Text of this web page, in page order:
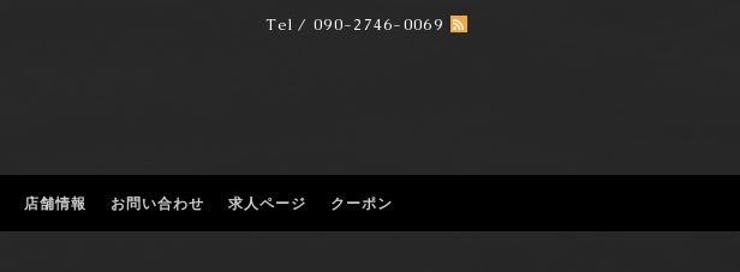
Tel / 090-2746-0069
店舗情報 お問い合わせ 求人ページ クーポン